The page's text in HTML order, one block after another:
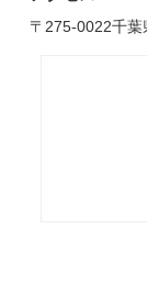
〒275-0022千